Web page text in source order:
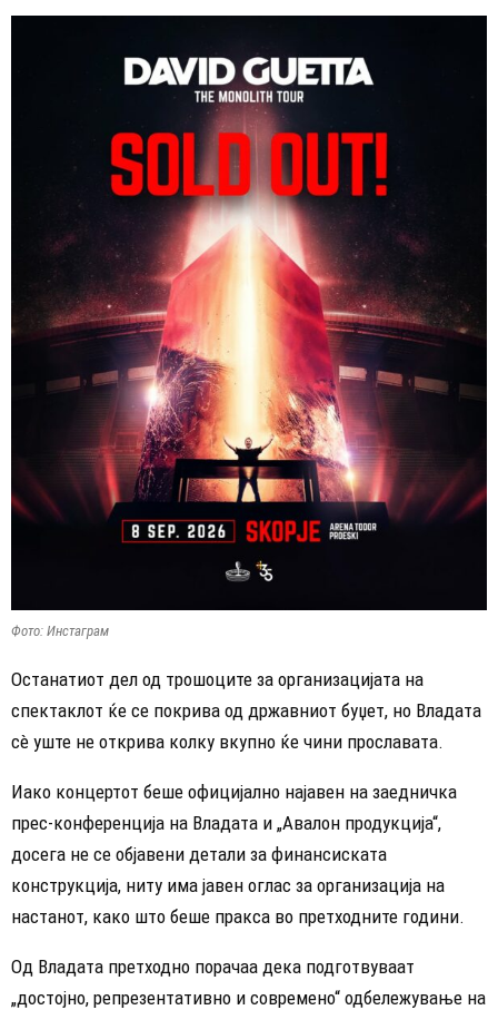
Фото: Инстаграм
Останатиот дел од трошоците за организацијата на
спектаклот ќе се покрива од државниот буџет, но Владата
сè уште не открива колку вкупно ќе чини прославата.
Иако концертот беше официјално најавен на заедничка
прес-конференција на Владата и „Авалон продукција“,
досега не се објавени детали за финансиската
конструкција, ниту има јавен оглас за организација на
настанот, како што беше пракса во претходните години.
Од Владата претходно порачаа дека подготвуваат
„достојно, репрезентативно и современо“ одбележување на